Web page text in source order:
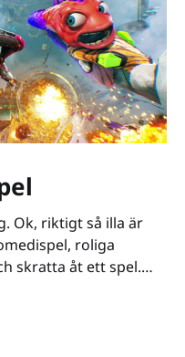
skratta åt ett spel.
lutar de sig på